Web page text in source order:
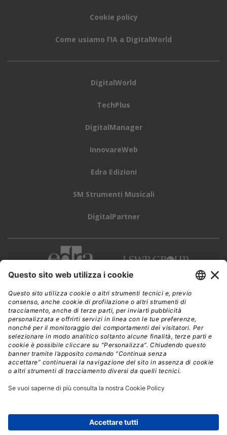
Cookie policy
Come usiamo l’IA a DigitalWorld
DigitalWorld
TechPlus
DigitalManager
InnovareWeb
Edra Edizioni
SM Strumenti Musicali
DigitalPartner
CWI è una testata giornalistica diEdra Edizioni s.r.l.
Direzione, amministrazione, redazione, pubblicità
Viale Enrico Forlanini 21 - 20134 Milano
Tel. +39 02 881841
C.F./P IVA 13002100157
www.edraedizioni.it|Privacy
Follow Us